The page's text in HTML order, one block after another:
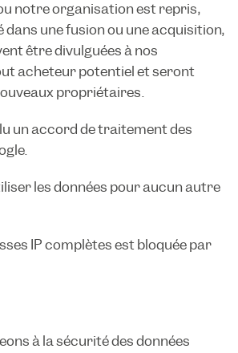
notre organisation est repris,
dans une fusion ou une acquisition,
être divulguées à nos
acheteur potentiel et seront
propriétaires.
un accord de traitement des
les données pour aucun autre
IP complètes est bloquée par
à la sécurité des données